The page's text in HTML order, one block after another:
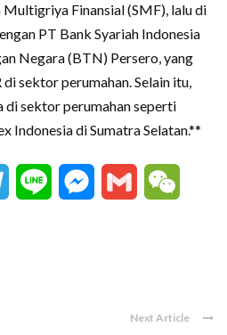
Finansial (SMF), lalu di
PT Bank Syariah Indonesia
Negara (BTN) Persero, yang
sektor perumahan. Selain itu,
di sektor perumahan seperti
Indonesia di Sumatra Selatan.**
Telegram
Line Messenger
Gmail
Next Article